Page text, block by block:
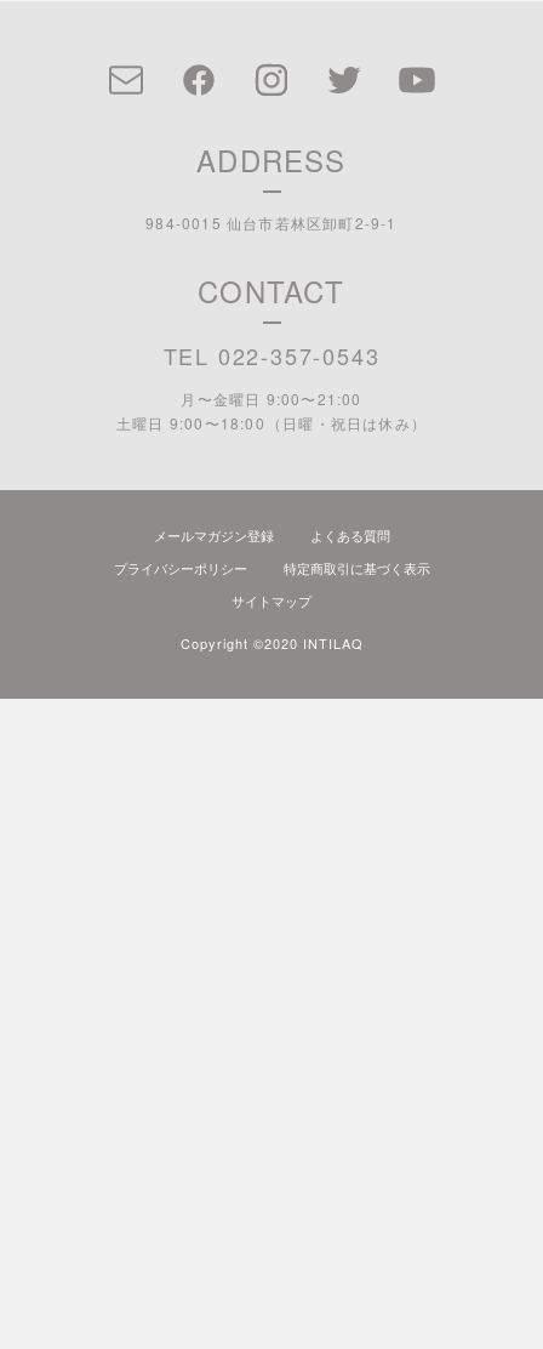
ADDRESS
984-0015 仙台市若林区卸町2-9-1
CONTACT
TEL 022-357-0543
月〜金曜日 9:00〜21:00
土曜日 9:00〜18:00 （日曜・祝日は休み）
メールマガジン登録
よくある質問
プライバシーポリシー
特定商取引に基づく表示
サイトマップ
Copyright ©2020 INTILAQ